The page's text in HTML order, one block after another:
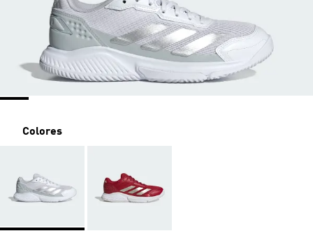
Colores